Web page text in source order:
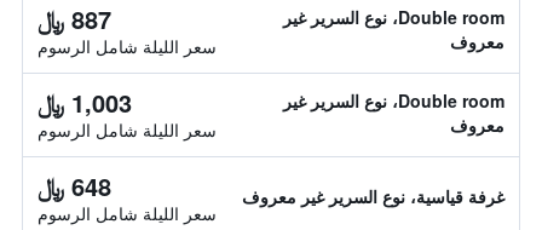
Double room، نوع السرير غير
معروف
887 ﷼
سعر الليلة شامل الرسوم
Double room، نوع السرير غير
معروف
1,003 ﷼
سعر الليلة شامل الرسوم
غرفة قياسية، نوع السرير غير معروف 648 ﷼
سعر الليلة شامل الرسوم